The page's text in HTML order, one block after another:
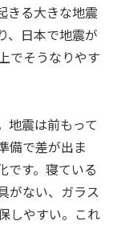
きる大きな地震
、日本で地震が
でそうなりやす
地震は前もって
備で差が出ま
です。寝ている
がない、ガラス
しやすい。これ